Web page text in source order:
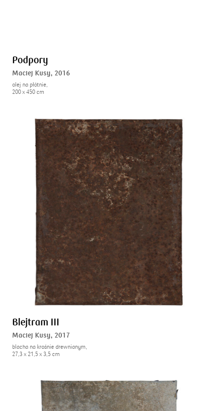
Podpory
Maciej Kusy, 2016
olej na płótnie,
200 x 450 cm
Blejtram III
Maciej Kusy, 2017
blacha na krośnie drewnianym,
27,3 x 21,5 x 3,5 cm